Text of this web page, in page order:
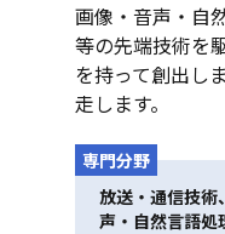
画像・音声・自
等の先端技術を
を持って創出し
走します。
専門分野
放送・通信技術
声・自然言語処